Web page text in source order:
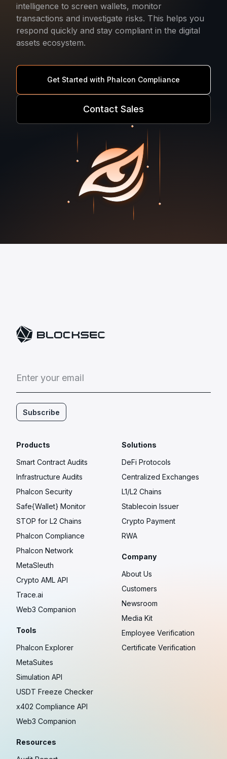
intelligence to screen wallets, monitor
transactions and investigate risks. This helps you
respond quickly and stay compliant in the digital
assets ecosystem.
Get Started with Phalcon Compliance
Contact Sales
Enter your email
Subscribe
Products
Smart Contract Audits
Infrastructure Audits
Phalcon Security
Safe{Wallet} Monitor
STOP for L2 Chains
Phalcon Compliance
Phalcon Network
MetaSleuth
Crypto AML API
Trace.ai
Web3 Companion
Tools
Phalcon Explorer
MetaSuites
Simulation API
USDT Freeze Checker
x402 Compliance API
Web3 Companion
Resources
Solutions
DeFi Protocols
Centralized Exchanges
L1/L2 Chains
Stablecoin Issuer
Crypto Payment
RWA
Company
About Us
Customers
Newsroom
Media Kit
Employee Verification
Certificate Verification